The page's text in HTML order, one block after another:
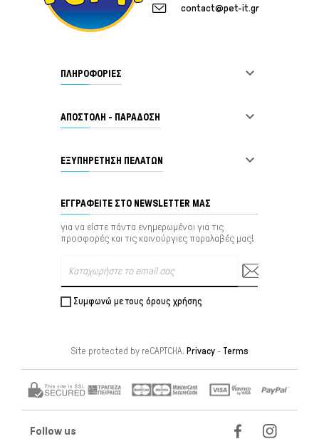
contact@pet-it.gr
ΠΛΗΡΟΦΟΡΙΕΣ 
ΑΠΟΣΤΟΛΗ - ΠΑΡΑΔΟΣΗ 
ΕΞΥΠΗΡΈΤΗΣΗ ΠΕΛΑΤΏΝ 
ΕΓΓΡΑΦΕΊΤΕ ΣΤΟ NEWSLETTER ΜΑΣ
για να είστε πάντα ενημερωμένοι για τις
προσφορές και τις καινούργιες παραλαβές μας!
Συμφωνώ με τους όρους χρήσης
Site protected by reCAPTCHA. Privacy- Terms
Follow us